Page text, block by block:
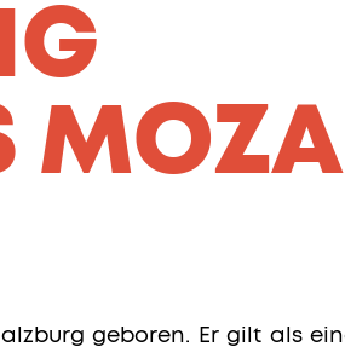
geboren. Er gilt als